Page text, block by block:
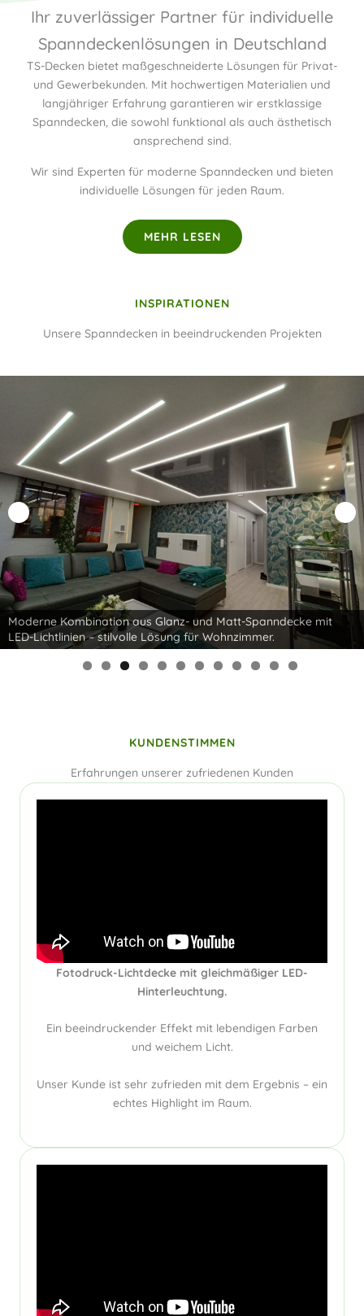
Ihr zuverlässiger Partner für individuelle
Spanndeckenlösungen in Deutschland
TS-Decken bietet maßgeschneiderte Lösungen für Privat-
und Gewerbekunden. Mit hochwertigen Materialien und
langjähriger Erfahrung garantieren wir erstklassige
Spanndecken, die sowohl funktional als auch ästhetisch
ansprechend sind.
Wir sind Experten für moderne Spanndecken und bieten
individuelle Lösungen für jeden Raum.
MEHR LESEN
INSPIRATIONEN
Unsere Spanndecken in beeindruckenden Projekten
Moderne Kombination aus Glanz- und Matt-Spanndecke mit
LED-Lichtlinien – stilvolle Lösung für Wohnzimmer.
0 1 2
KUNDENSTIMMEN
Erfahrungen unserer zufriedenen Kunden
Fotodruck-Lichtdecke mit gleichmäßiger LED-
Hinterleuchtung.
Ein beeindruckender Effekt mit lebendigen Farben
und weichem Licht.
Unser Kunde ist sehr zufrieden mit dem Ergebnis – ein
echtes Highlight im Raum.